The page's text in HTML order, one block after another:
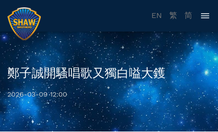
EN 繁 简
鄭子誠開騷唱歌又獨白嗌大鑊
2026-03-09 12:00